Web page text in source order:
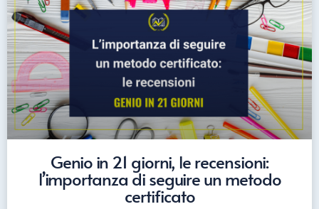
Genio in 21 giorni, le recensioni:
l’importanza di seguire un metodo
certificato